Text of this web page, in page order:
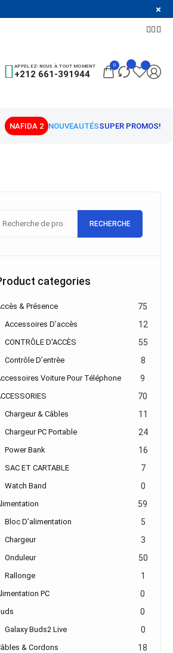
+212 661-391944
APPELEZ-NOUS À TOUT MOMENT 0
RECHERCHE
categories
& Présence 75
Accessoires D’accès 12
CONTRÔLE D'ACCÈS 55
Contrôle D’entrèe 8
Voiture Pour Téléphone 9
70
Chargeur & Câbles 11
Chargeur PC Portable 24
Power Bank 16
SAC ET CARTABLE 7
Watch Band 0
59
Bloc D’alimentation 5
Chargeur 3
Onduleur 50
Rallonge 1
PC 0
0
Galaxy Buds2 Live 0
& Cordons 18